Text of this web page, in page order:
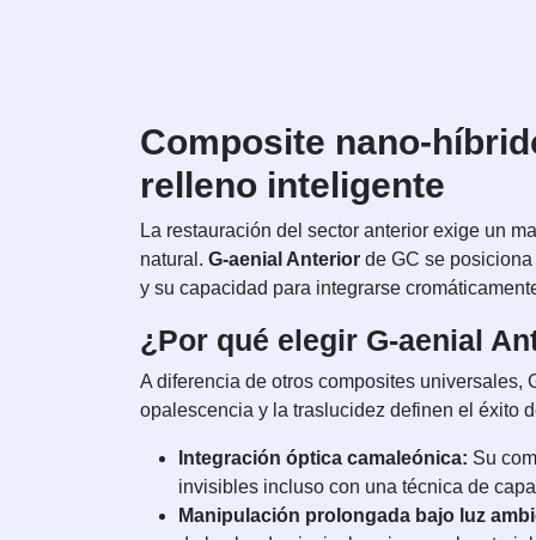
Composite nano-
relleno inteligente
La restauración del sector anterior exige un
natural. G-aenial Anterior de GC se
y su capacidad para integrarse
¿Por qué elegir G-aenial
A diferencia de otros composites
opalescencia y la traslucidez definen el éxito
Integración óptica camaleónica: Su
invisibles incluso con una técnica de
Manipulación prolongada bajo luz